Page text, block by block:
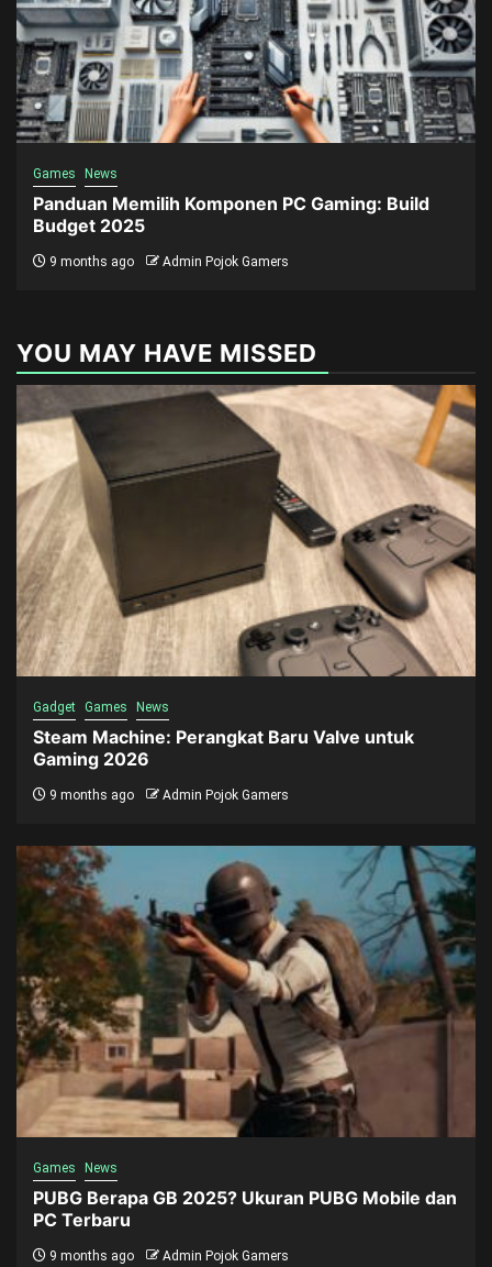
Games News
Panduan Memilih Komponen PC Gaming: Build
Budget 2025
9 months ago Admin Pojok Gamers
YOU MAY HAVE MISSED
Gadget Games News
Steam Machine: Perangkat Baru Valve untuk
Gaming 2026
9 months ago Admin Pojok Gamers
Games News
PUBG Berapa GB 2025? Ukuran PUBG Mobile dan
PC Terbaru
9 months ago Admin Pojok Gamers